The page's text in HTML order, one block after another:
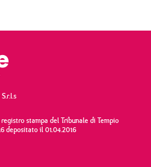
stampa del Tribunale di Tempio
depositato il 01.04.2016